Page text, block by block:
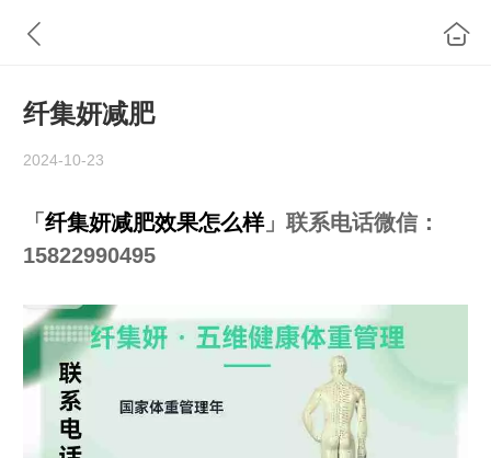
纤集妍减肥
2024-10-23
「 纤集妍减肥效果怎么样」联系电话微信：
15822990495